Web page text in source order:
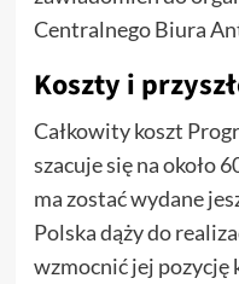
Centralnego Biura
Koszty i
Całkowity koszt
szacuje się na około
ma zostać wydane
Polska dąży do
wzmocnić jej pozycję